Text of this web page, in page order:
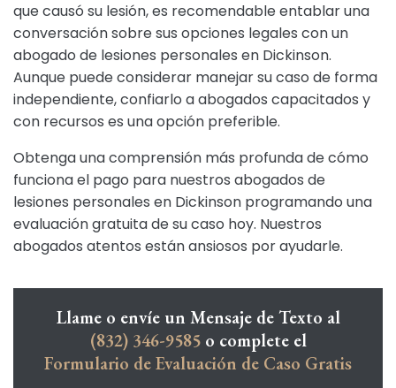
que causó su lesión, es recomendable entablar una
conversación sobre sus opciones legales con un
abogado de lesiones personales en Dickinson.
Aunque puede considerar manejar su caso de forma
independiente, confiarlo a abogados capacitados y
con recursos es una opción preferible.
Obtenga una comprensión más profunda de cómo
funciona el pago para nuestros abogados de
lesiones personales en Dickinson programando una
evaluación gratuita de su caso hoy. Nuestros
abogados atentos están ansiosos por ayudarle.
Llame o envíe un Mensaje de Texto al
(832) 346-9585o complete el
Formulario de Evaluación de Caso Gratis